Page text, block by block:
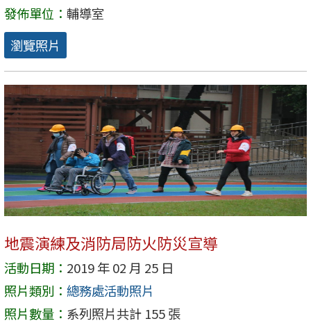
發佈單位： 輔導室
瀏覽照片
地震演練及消防局防火防災宣導
活動日期： 2019 年 02 月 25 日
照片類別： 總務處活動照片
照片數量： 系列照片共計 155 張